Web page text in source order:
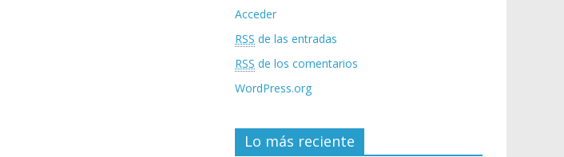
Acceder
RSS de las entradas
RSS de los comentarios
WordPress.org
Lo más reciente